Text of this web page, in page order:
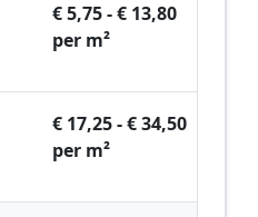
€ 5,75 - € 13,80
per m²
€ 17,25 - € 34,50
per m²